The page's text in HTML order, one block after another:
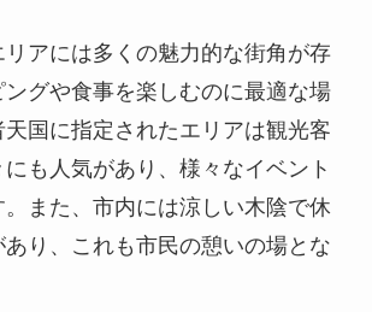
アには多くの魅力的な街角が存
グや食事を楽しむのに最適な場
国に指定されたエリアは観光客
も人気があり、様々なイベント
また、市内には涼しい木陰で休
り、これも市民の憩いの場とな